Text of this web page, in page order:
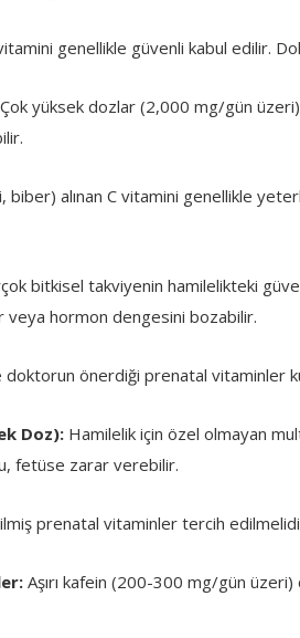
genellikle güvenli kabul edilir.
Çok yüksek dozlar (2,000 mg/gün
biber) alınan C vitamini genellikle
bitkisel takviyenin hamilelikteki
veya hormon dengesini bozabilir.
önerdiği prenatal vitaminler
Doz): Hamilelik için özel olmayan
fetüse zarar verebilir.
prenatal vitaminler tercih
Aşırı kafein (200-300 mg/gün